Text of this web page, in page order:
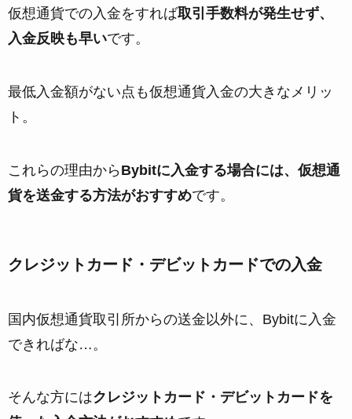
仮想通貨での入金をすれば取引手数料が発生せず、
入金反映も早いです。
最低入金額がない点も仮想通貨入金の大きなメリッ
ト。
これらの理由から Bybitに入金する場合には、仮想通
貨を送金する方法がおすすめです。
クレジットカード・デビットカードでの入金
国内仮想通貨取引所からの送金以外に、Bybitに入金
できればな…。
そんな方にはクレジットカード・デビットカードを